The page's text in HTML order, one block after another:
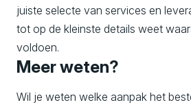
juiste selecte van services en
tot op de kleinste details weet
voldoen.
Meer weten?
Wil je weten welke aanpak het